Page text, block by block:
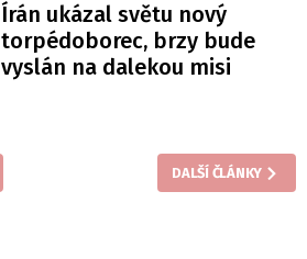
Írán ukázal světu nový
torpédoborec, brzy bude
vyslán na dalekou misi
DALŠÍ ČLÁNKY